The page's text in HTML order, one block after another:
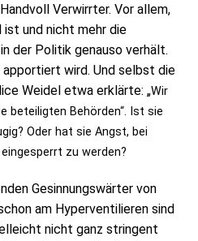
Verwirrter. Vor allem,
ist und nicht mehr die
der Politik genauso verhält.
wird. Und selbst die
Weidel etwa erklärte: „Wir
beteiligten Behörden“. Ist sie
Oder hat sie Angst, bei
zu werden?
Gesinnungswärter von
am Hyperventilieren sind
nicht ganz stringent